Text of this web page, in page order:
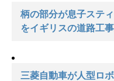
柄の部分が息子ステ
をイギリスの道路工
三菱自動車が人型ロ